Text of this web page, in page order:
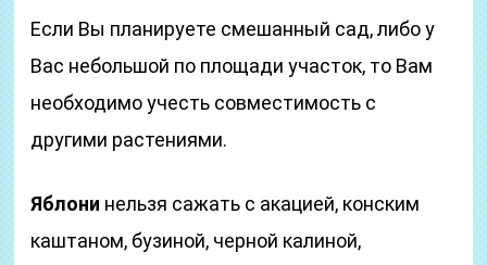
Если Вы планируете смешанный сад, либо у
Вас небольшой по площади участок, то Вам
необходимо учесть совместимость с
другими растениями.
Яблони нельзя сажать с акацией, конским
каштаном, бузиной, черной калиной,